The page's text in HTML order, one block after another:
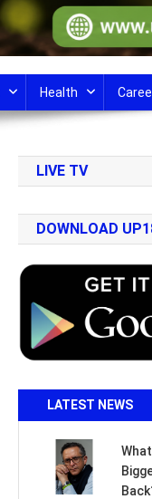
Health
LIVE TV
DOWNLOAD
LATEST NEWS